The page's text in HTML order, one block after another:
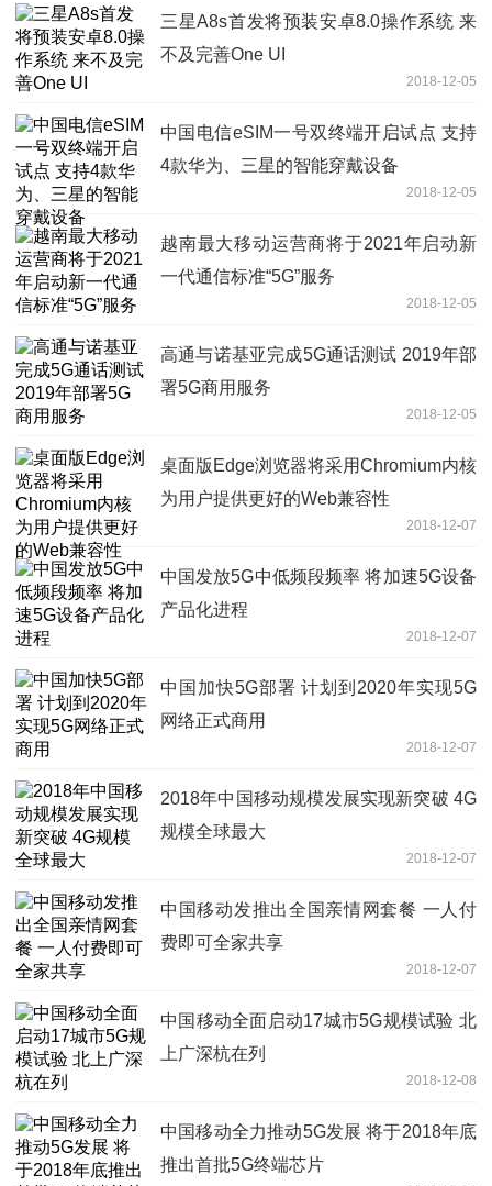
三星A8s首发将预装安卓8.0操作系统 来
不及完善One UI
2018-12-05
中国电信eSIM一号双终端开启试点 支持
4款华为、三星的智能穿戴设备
2018-12-05
越南最大移动运营商将于2021年启动新
一代通信标准“5G”服务
2018-12-05
高通与诺基亚完成5G通话测试 2019年部
署5G商用服务
2018-12-05
桌面版Edge浏览器将采用Chromium内核
为用户提供更好的Web兼容性
2018-12-07
中国发放5G中低频段频率 将加速5G设备
产品化进程
2018-12-07
中国加快5G部署 计划到2020年实现5G
网络正式商用
2018-12-07
2018年中国移动规模发展实现新突破 4G
规模全球最大
2018-12-07
中国移动发推出全国亲情网套餐 一人付
费即可全家共享
2018-12-07
中国移动全面启动17城市5G规模试验 北
上广深杭在列
2018-12-08
中国移动全力推动5G发展 将于2018年底
推出首批5G终端芯片